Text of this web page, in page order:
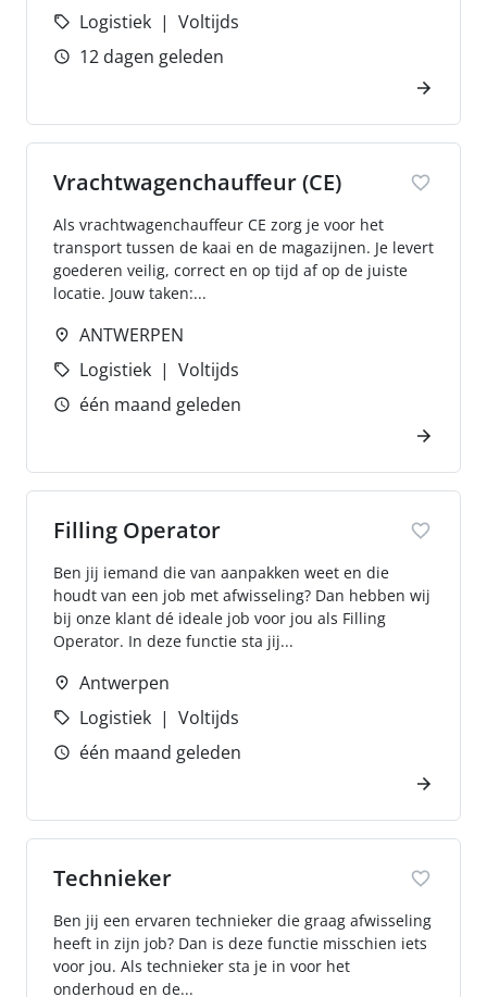
Logistiek
Voltijds
12 dagen geleden
Vrachtwagenchauffeur (CE)
Als vrachtwagenchauffeur CE zorg je voor het
transport tussen de kaai en de magazijnen. Je levert
goederen veilig, correct en op tijd af op de juiste
locatie. Jouw taken:...
ANTWERPEN
Logistiek
Voltijds
één maand geleden
Filling Operator
Ben jij iemand die van aanpakken weet en die
houdt van een job met afwisseling? Dan hebben wij
bij onze klant dé ideale job voor jou als Filling
Operator. In deze functie sta jij...
Antwerpen
Logistiek
Voltijds
één maand geleden
Technieker
Ben jij een ervaren technieker die graag afwisseling
heeft in zijn job? Dan is deze functie misschien iets
voor jou. Als technieker sta je in voor het
onderhoud en de...